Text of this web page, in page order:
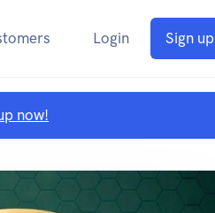
Login Sign up
now!